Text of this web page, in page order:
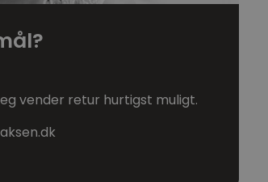
vender retur hurtigst muligt.